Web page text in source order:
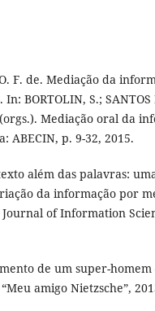
F. de. Mediação da
BORTOLIN, S.; SANTOS
(orgs.). Mediação oral da
ABECIN, p. 9-32, 2015.
texto além das palavras:
da informação por
of Information
de um super-
amigo Nietzsche”,